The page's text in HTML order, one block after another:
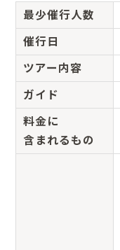
最少催行人数
催行日
ツアー内容
ガイド
料金に
含まれるもの